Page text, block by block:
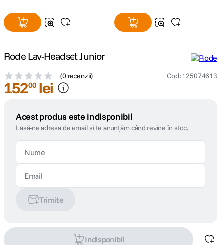
Rode Lav-Headset Junior
(0 recenzii) Cod: 125074613
15200 lei
Acest produs este indisponibil
Lasă-ne adresa de email și te anunțăm când revine în stoc.
Trimite
Indisponibil